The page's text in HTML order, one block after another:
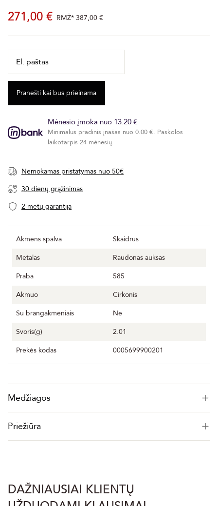
271,00 € RMŽ* 387,00 €
Mėnesio įmoka nuo 13.20 €
Minimalus pradinis įnašas nuo 0.00 €. Paskolos
laikotarpis 24 mėnesių.
Nemokamas pristatymas nuo 50€
30 dienų grąžinimas
2 metų garantija
Akmens spalva
Skaidrus
Metalas
Raudonas auksas
Praba
585
Akmuo
Cirkonis
Su brangakmeniais
Ne
Svoris(g)
2.01
Prekės kodas
0005699900201
Medžiagos
Priežiūra
DAŽNIAUSIAI KLIENTŲ